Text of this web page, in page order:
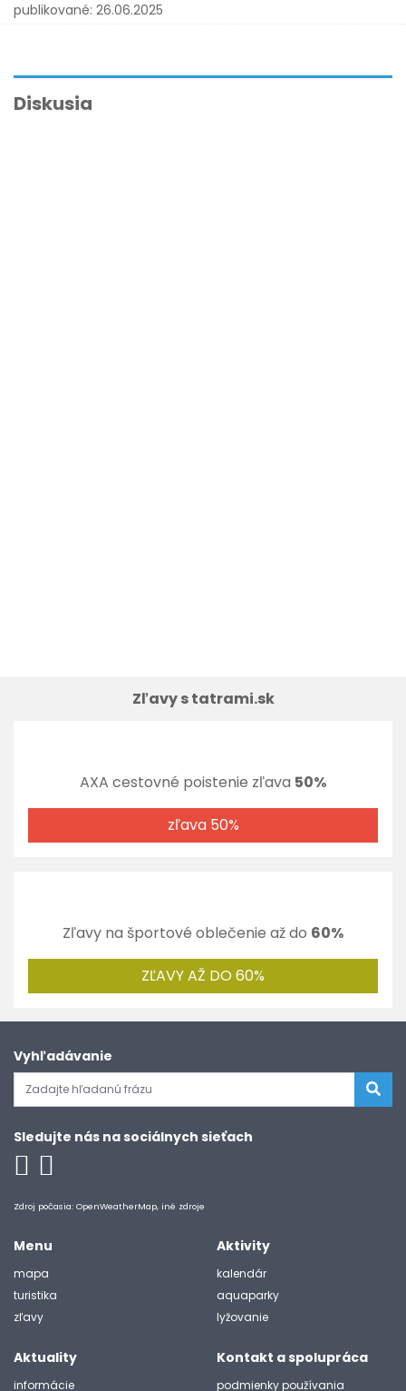
publikované: 26.06.2025
Diskusia
Zľavy s tatrami.sk
AXA cestovné poistenie zľava 50%
zľava 50%
Zľavy na športové oblečenie až do 60%
ZĽAVY AŽ DO 60%
Vyhľadávanie
Sledujte nás na sociálnych sieťach
Zdroj počasia: OpenWeatherMap, iné zdroje
Menu
mapa
turistika
zľavy
Aktivity
kalendár
aquaparky
lyžovanie
Aktuality
informácie
Kontakt a spolupráca
podmienky používania